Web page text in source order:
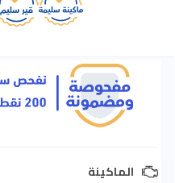
الماكينة